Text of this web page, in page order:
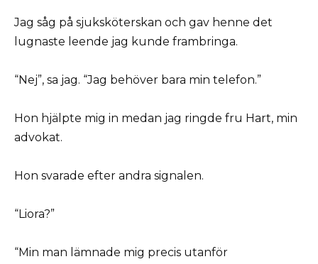
Jag såg på sjuksköterskan och gav henne det
lugnaste leende jag kunde frambringa.
“Nej”, sa jag. “Jag behöver bara min telefon.”
Hon hjälpte mig in medan jag ringde fru Hart, min
advokat.
Hon svarade efter andra signalen.
“Liora?”
“Min man lämnade mig precis utanför